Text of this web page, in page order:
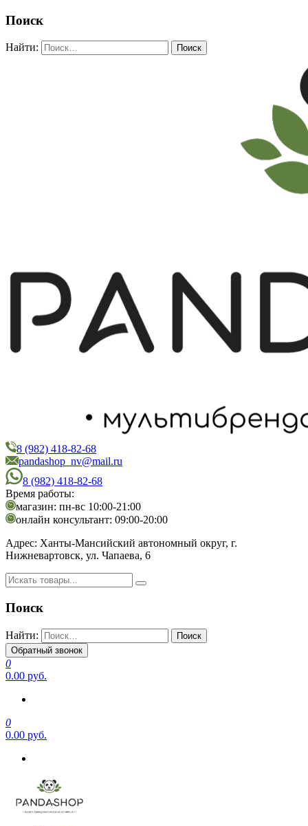
Поиск
Найти:
PandaShop
Интернет-магазин косметики
8 (982) 418-82-68
pandashop_nv@mail.ru
8 (982) 418-82-68
Время работы:
магазин: пн-вс 10:00-21:00
онлайн консультант: 09:00-20:00
Адрес: Ханты-Мансийский автономный округ, г.
Нижневартовск, ул. Чапаева, 6
Поиск
Найти:
Обратный звонок
0
0.00 руб.
0
0.00 руб.